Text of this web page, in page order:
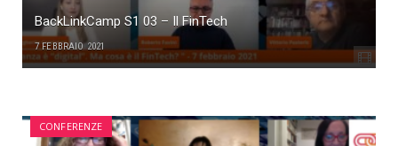
BackLinkCamp S1 03 – Il FinTech
7 FEBBRAIO 2021
CONFERENZE